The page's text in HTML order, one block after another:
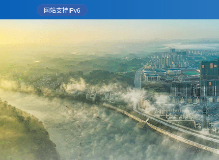
网站支持IPv6